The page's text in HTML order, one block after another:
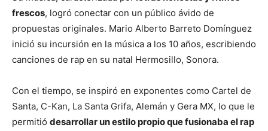
frescos, logró conectar con un público ávido de
propuestas originales. Mario Alberto Barreto Domínguez
inició su incursión en la música a los 10 años, escribiendo
canciones de rap en su natal Hermosillo, Sonora.
Con el tiempo, se inspiró en exponentes como Cartel de
Santa, C-Kan, La Santa Grifa, Alemán y Gera MX, lo que le
permitió desarrollar un estilo propio que fusionaba el rap